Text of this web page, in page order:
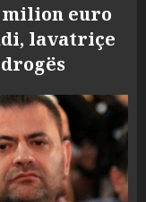
milion euro
lavatriçe